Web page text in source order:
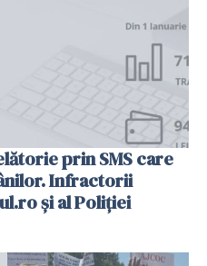
prin SMS care
Infractorii
și al Poliției